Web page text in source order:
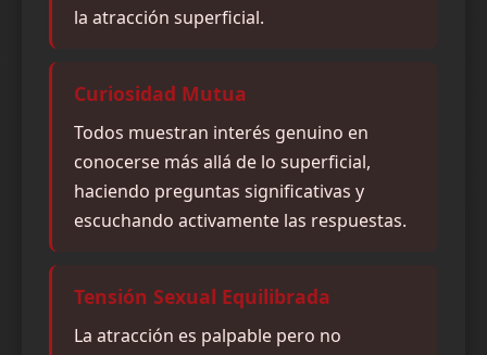
la atracción superficial.
Curiosidad Mutua
Todos muestran interés genuino en
conocerse más allá de lo superficial,
haciendo preguntas significativas y
escuchando activamente las respuestas.
Tensión Sexual Equilibrada
La atracción es palpable pero no